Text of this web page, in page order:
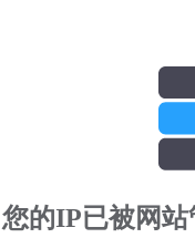
您的IP已被网